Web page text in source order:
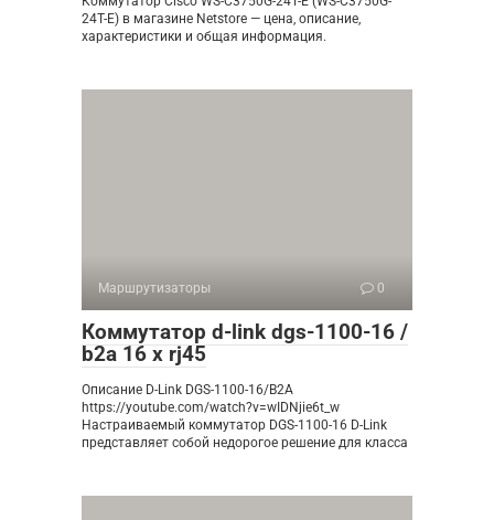
24T-E) в магазине Netstore — цена, описание,
характеристики и общая информация.
Маршрутизаторы 0
Коммутатор d-link dgs-1100-16 /
b2a 16 x rj45
Описание D-Link DGS-1100-16/B2A
https://youtube.com/watch?v=wIDNjie6t_w
Настраиваемый коммутатор DGS-1100-16 D-Link
представляет собой недорогое решение для класса